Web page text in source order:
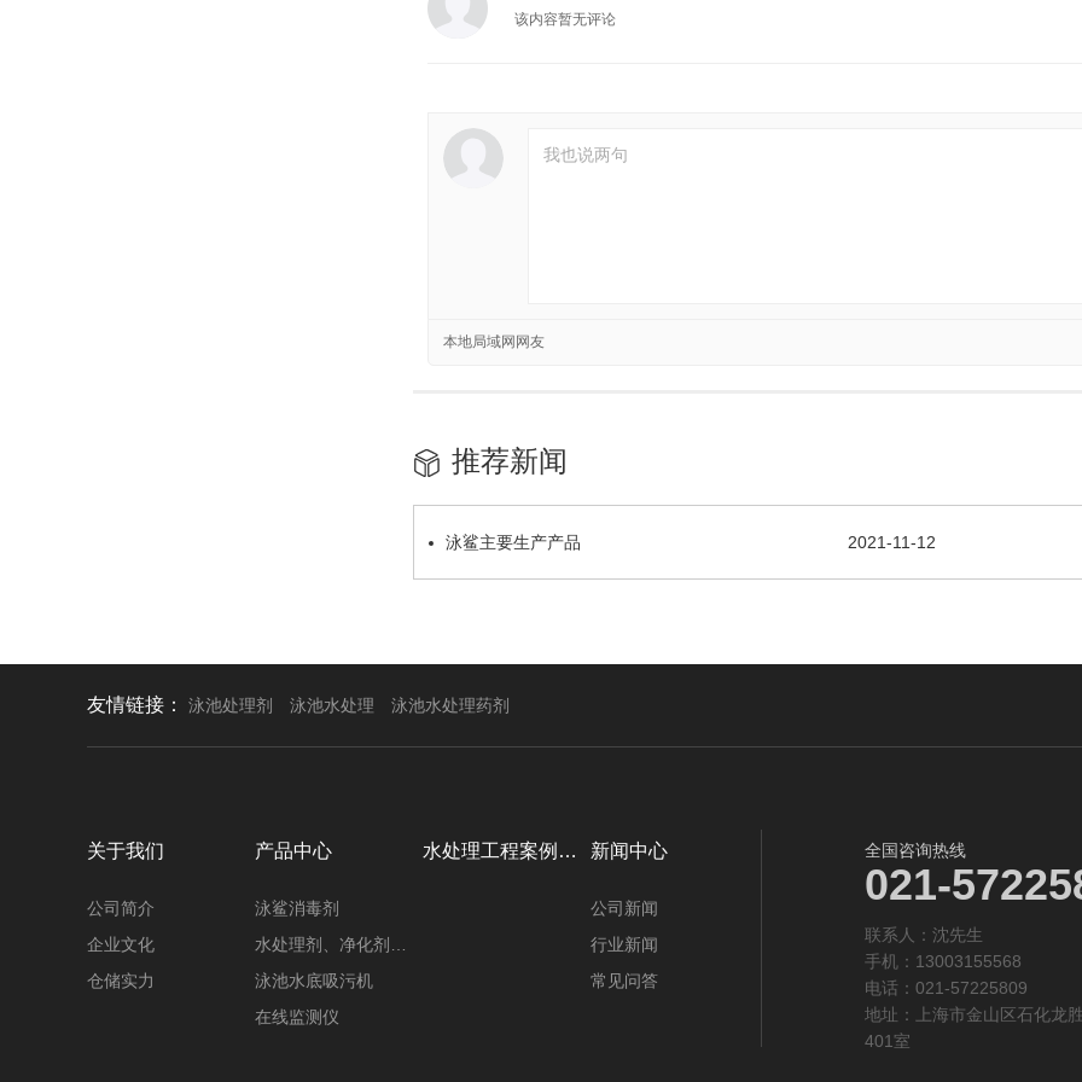
该内容暂无评论
本地局域网网友
推荐新闻
2021-11-12
泳鲨主要生产产品
友情链接： 泳池处理剂 泳池水处理 泳池水处理药剂
关于我们
公司简介
企业文化
仓储实力
产品中心
泳鲨消毒剂
水处理剂、净化剂…
泳池水底吸污机
在线监测仪
水处理工程案例… 新闻中心
公司新闻
行业新闻
常见问答
全国咨询热线
021-
联系人：沈先生‬
手机：13003155568
电话：021-57225809
地址：上海市金山区石化龙
401室